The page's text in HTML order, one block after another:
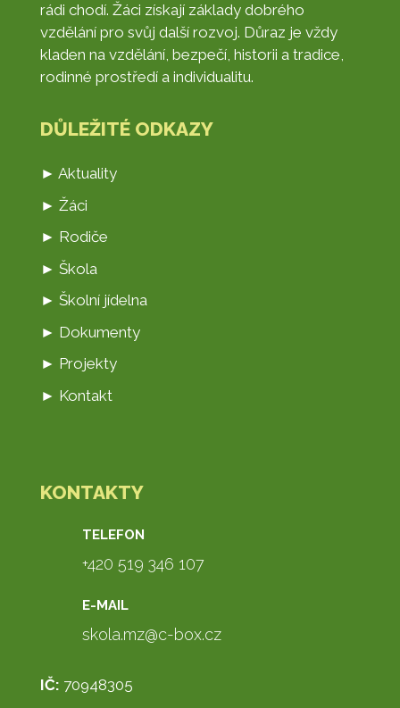
rádi chodí. Žáci získají základy dobrého
vzdělání pro svůj další rozvoj. Důraz je vždy
kladen na vzdělání, bezpečí, historii a tradice,
rodinné prostředí a individualitu.
DŮLEŽITÉ ODKAZY
► Aktuality
► Žáci
► Rodiče
► Škola
► Školní jídelna
► Dokumenty
► Projekty
► Kontakt
KONTAKTY
TELEFON
+420 519 346 107
E-MAIL
skola.mz@c-box.cz
IČ: 70948305